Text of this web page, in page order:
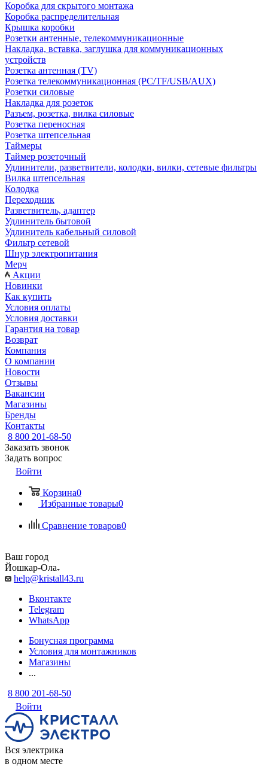
Коробка для скрытого монтажа
Коробка распределительная
Крышка коробки
Розетки антенные, телекоммуникационные
Накладка, вставка, заглушка для коммуникационных
устройств
Розетка антенная (TV)
Розетка телекоммуникационная (PC/TF/USB/AUX)
Розетки силовые
Накладка для розеток
Разъем, розетка, вилка силовые
Розетка переносная
Розетка штепсельная
Таймеры
Таймер розеточный
Удлинители, разветвители, колодки, вилки, сетевые фильтры
Вилка штепсельная
Колодка
Переходник
Разветвитель, адаптер
Удлинитель бытовой
Удлинитель кабельный силовой
Фильтр сетевой
Шнур электропитания
Мерч
Акции
Новинки
Как купить
Условия оплаты
Условия доставки
Гарантия на товар
Возврат
Компания
О компании
Новости
Отзывы
Вакансии
Магазины
Бренды
Контакты
8 800 201-68-50
Заказать звонок
Задать вопрос
Войти
Корзина0
Избранные товары0
Сравнение товаров0
Ваш город
Йошкар-Ола
help@kristall43.ru
Вконтакте
Telegram
WhatsApp
Бонусная программа
Условия для монтажников
Магазины
...
8 800 201-68-50
Войти
Вся электрика
в одном месте